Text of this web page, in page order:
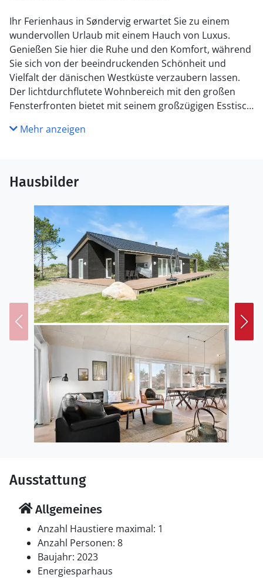
Ihr Ferienhaus in Søndervig erwartet Sie zu einem
wundervollen Urlaub mit einem Hauch von Luxus.
Genießen Sie hier die Ruhe und den Komfort, während
Sie sich von der beeindruckenden Schönheit und
Vielfalt der dänischen Westküste verzaubern lassen.
Der lichtdurchflutete Wohnbereich mit den großen
Fensterfronten bietet mit seinem großzügigen Esstisch
für entspannte Stunden und gesellige
Tag gemütlich ausklingen.
Entdecken Sie den Badeort Søndervig, der für seine
weitläufigen Sandstrände und das lebhafte Treiben
bekannt ist. Bummeln Sie durch die charmanten
Geschäfte und genießen Sie eine Pause in einem der
vielen gemütlichen Cafés. Für Naturbegeisterte bietet
die Umgebung von Klegod zahlreiche
Erlebnismöglichkeiten. Unternehmen Sie eine
Fahrradtour durch die Dünenlandschaft des
Holmsland Klit oder erkunden Sie das
Vogelschutzgebiet Tipperne, das eine beeindruckende
Vielfalt an Vogelarten beherbergt. Ein Abstecher zum
Ringkøbing Fjord, der ein Paradies für Windsurfer und
Kitesurfer ist, rundet das Programm ab.
Nach einem ereignisreichen Tag lädt die Sauna Ihres
Ferienhauses dazu ein, sich zu entspannen und die
Seele baumeln zu lassen. Genießen Sie die wohltuende
Wärme und lassen Sie den Alltag hinter sich.
Mehr anzeigen
Hausbilder
Ausstattung
Allgemeines
Anzahl Haustiere maximal: 1
Anzahl Personen: 8
Baujahr: 2023
Energiesparhaus